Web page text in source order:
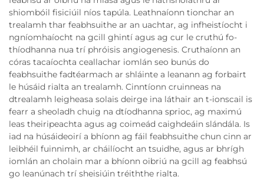
shiombóil fisiciúil níos tapúla. Leathnaíonn tionchar an
trealamh thar feabhsuithe ar an uachtar, ag infheistíocht i
ngníomhaíocht na gcill ghintí agus ag cur le cruthú fo-
thíodhanna nua trí phróisis angiogenesis. Cruthaíonn an
córas tacaíochta ceallachar iomlán seo bunús do
feabhsuithe fadtéarmach ar shláinte a leanann ag forbairt
le húsáid rialta an trealamh. Cinntíonn cruinneas na
dtrealamh leigheasa solais deirge ina láthair an t-ionscail is
fearr a sheoladh chuig na dtíodhanna sprioc, ag maximú
leas theiripeachta agus ag coimeád caighdeáin slándála. Is
iad na húsáideoirí a bhíonn ag fáil feabhsuithe chun cinn ar
leibhéil fuinnimh, ar cháilíocht an tsuidhe, agus ar bhrígh
iomlán an cholain mar a bhíonn oibriú na gcill ag feabhsú
go leanúnach trí sheisiúin tréiththe rialta.